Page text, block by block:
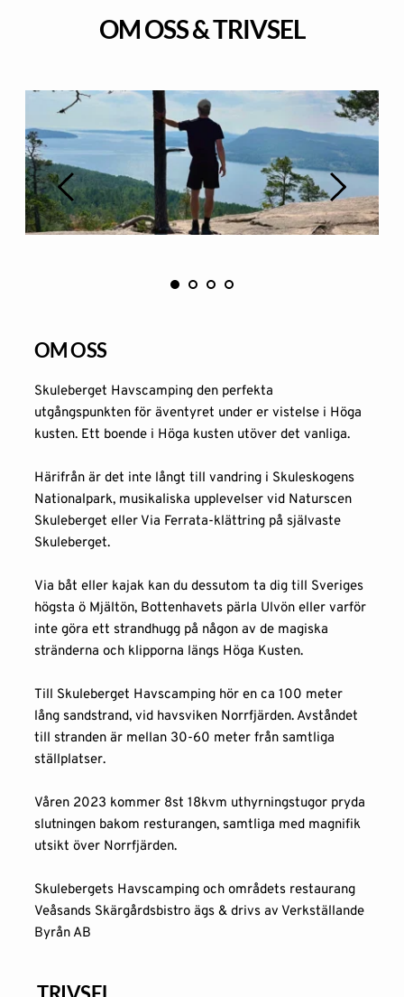
OM OSS & TRIVSEL
OM OSS
Skuleberget Havscamping den perfekta
utgångspunkten för äventyret under er vistelse i Höga
kusten. Ett boende i Höga kusten utöver det vanliga.
Härifrån är det inte långt till vandring i Skuleskogens
Nationalpark, musikaliska upplevelser vid Naturscen
Skuleberget eller Via Ferrata-klättring på självaste
Skuleberget.
Via båt eller kajak kan du dessutom ta dig till Sveriges
högsta ö Mjältön, Bottenhavets pärla Ulvön eller varför
inte göra ett strandhugg på någon av de magiska
stränderna och klipporna längs Höga Kusten.
Till Skuleberget Havscamping hör en ca 100 meter
lång sandstrand, vid havsviken Norrfjärden. Avståndet
ställplatser.
Våren 2023 kommer 8st 18kvm uthyrningstugor pryda
slutningen bakom resturangen, samtliga med magnifik
utsikt över Norrfjärden.
Skulebergets Havscamping och områdets restaurang
Veåsands Skärgårdsbistro ägs & drivs av Verkställande
Byrån AB